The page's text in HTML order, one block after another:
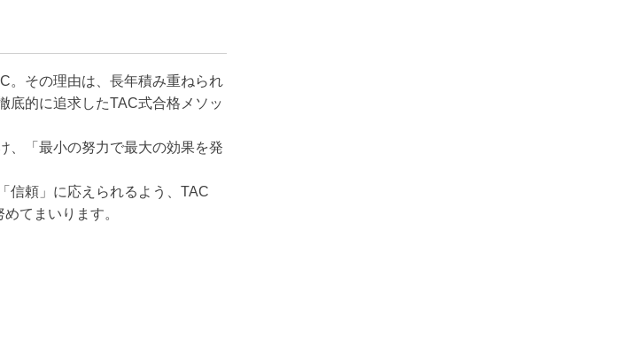
。その理由は、長年積み重ねられ
底的に追求したTAC式合格メソッ
、「最小の努力で最大の効果を発
信頼」に応えられるよう、TAC
てまいります。